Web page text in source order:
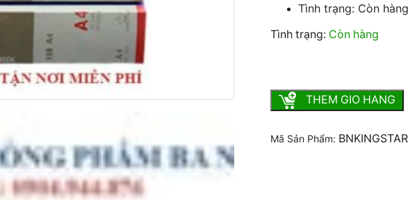
Tình trạng: Còn hàng
Tình trạng: Còn hàng
THEM GIO HANG
Mã Sản Phẩm: